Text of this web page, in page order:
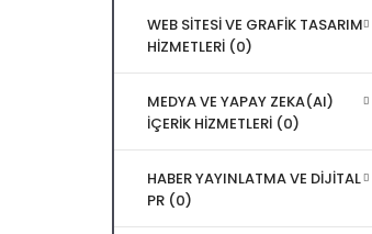
WEB SİTESİ VE GRAFİK TASARIM
HİZMETLERİ (0)
MEDYA VE YAPAY ZEKA(AI)
İÇERİK HİZMETLERİ (0)
HABER YAYINLATMA VE DİJİTAL
PR (0)